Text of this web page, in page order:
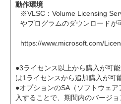
動作環境
※VLSC：Volume Licensing
やプログラムのダウンロードが
https://www.microsoft.com/
●3ライセンス以上から購入が可
は1ライセンスから追加購入が可
●オプションのSA（ソフトウェ
入することで、期間内のバージ